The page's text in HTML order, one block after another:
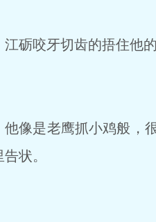
砺咬牙切齿的捂住他
像是老鹰抓小鸡般，
告状。